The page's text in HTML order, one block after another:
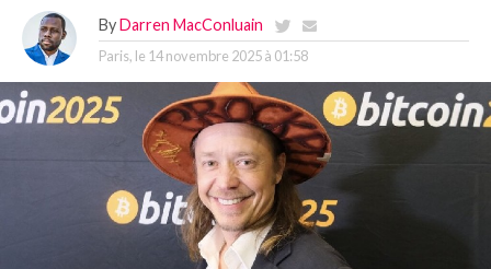
By Darren MacConluain
Paris, le 14 novembre 2025 à 01:58